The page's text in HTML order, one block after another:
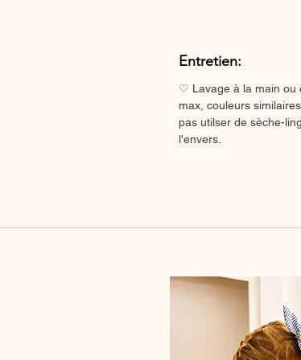
Entretien:
♡ Lavage à la main ou
max, couleurs
pas utilser de sèche-
l'envers.